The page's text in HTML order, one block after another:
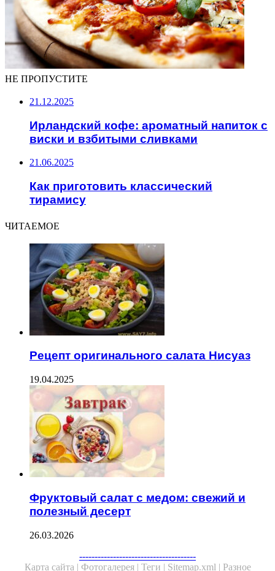
НЕ ПРОПУСТИТЕ
21.12.2025
Ирландский кофе: ароматный напиток с
виски и взбитыми сливками
21.06.2025
Как приготовить классический
тирамису
ЧИТАЕМОЕ
Рецепт оригинального салата Нисуаз
19.04.2025
Фруктовый салат с медом: свежий и
полезный десерт
26.03.2026
--------------------------------------
Карта сайта | Фотогалерея | Теги | Sitemap.xml | Разное